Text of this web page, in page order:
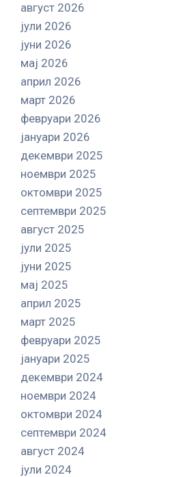
август 2026
јули 2026
јуни 2026
мај 2026
април 2026
март 2026
февруари 2026
јануари 2026
декември 2025
ноември 2025
октомври 2025
септември 2025
август 2025
јули 2025
јуни 2025
мај 2025
април 2025
март 2025
февруари 2025
јануари 2025
декември 2024
ноември 2024
октомври 2024
септември 2024
август 2024
јули 2024